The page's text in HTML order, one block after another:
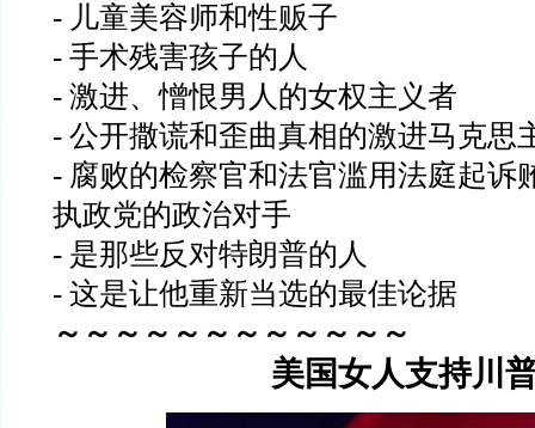
- 儿童美容师和性贩子
- 手术残害孩子的人
- 激进、憎恨男人的女权主义者
- 公开撒谎和歪曲真相的激进马克思
- 腐败的检察官和法官滥用法庭起诉
执政党的政治对手
- 是那些反对特朗普的人
- 这是让他重新当选的最佳论据
～～～～～～～～～～～～
美国女人支持川